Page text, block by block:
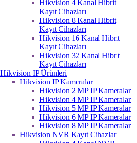
Hikvision 4 Kanal Hibrit
Kayıt Cihazları
Hikvision 8 Kanal Hibrit
Kayıt Cihazları
Hikvision 16 Kanal Hibrit
Kayıt Cihazları
Hikvision 32 Kanal Hibrit
Kayıt Cihazları
Hikvision IP Ürünleri
Hikvision IP Kameralar
Hikvision 2 MP IP Kameralar
Hikvision 4 MP IP Kameralar
Hikvision 5 MP IP Kameralar
Hikvision 6 MP IP Kameralar
Hikvision 8 MP IP Kameralar
Hikvision NVR Kayıt Cihazları